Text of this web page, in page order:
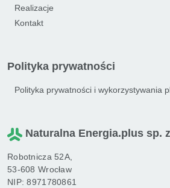
Naturalna Energia.plus sp.
Robotnicza 52A,
53-608 Wrocław
NIP: 8971780861
Realizacje
Kontakt
Polityka prywatności
Polityka prywatności i wykorzystywania